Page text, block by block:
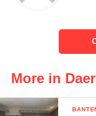
Kabupaten
More in